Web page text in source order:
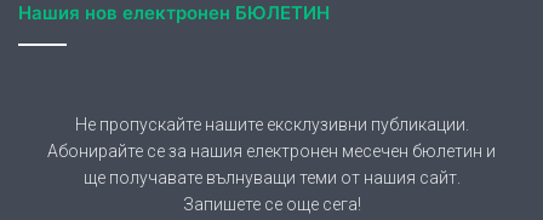
Нашия нов електронен БЮЛЕТИН
Не пропускайте нашите ексклузивни публикации.
Абонирайте се за нашия електронен месечен бюлетин и
ще получавате вълнуващи теми от нашия сайт.
Запишете се още сега!